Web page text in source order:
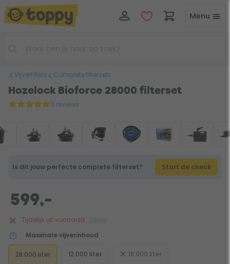
Menu
Vijverfilters Complete filtersets
Hozelock Bioforce 28000 filterset
3 reviews
Is dit jouw perfecte complete filterset? Start de check
599,-
Tijdelijk uit voorraad
Maximale vijverinhoud
28.000 liter 12.000 liter 18.000 liter